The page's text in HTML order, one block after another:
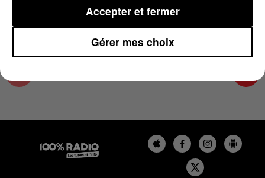
Gérer mes choix
Accepter et fermer